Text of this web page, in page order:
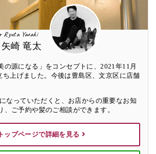
Ryuta Yazaki
矢崎 竜太
の源になる」をコンセプトに、2021年11月
ち上げました。今後は豊島区、文京区に店舗
なっていただくと、お店からの重要なお知
、ご予約や髪のご相談ができます。
トップページで詳細を見る